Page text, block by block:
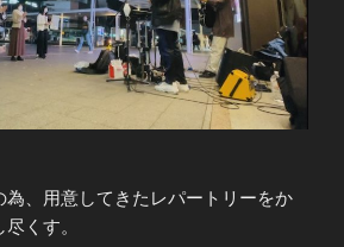
為、用意してきたレパートリーをか
くす。